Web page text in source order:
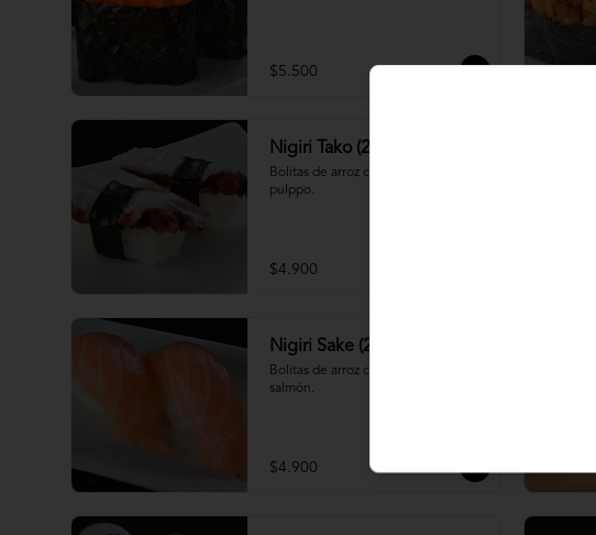
$5.500
Nigiri Tako (2 piezas)
Bolitas de arroz cubiertas por
pulppo.
$4.900
Nigiri Sake (2 piezas)
Bolitas de arroz cubiertas por
salmón.
$4.900